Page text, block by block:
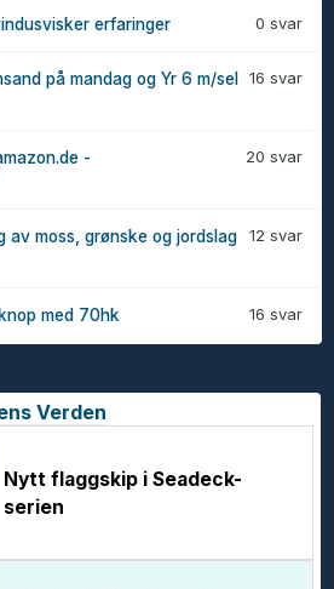
0 svar
erfaringer
16 svar
på mandag og Yr 6 m/sel
20 svar
-
12 svar
av moss, grønske og jordslag
16 svar
med 70hk
Verden
Nytt flaggskip i Seadeck-
serien